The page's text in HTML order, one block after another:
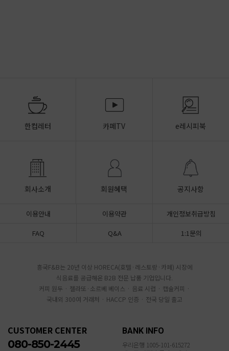
한컵레터 카페TV e레시피북
회사소개 회원혜택 공지사항
이용안내 이용약관
개인정보취급방침
FAQ
Q&A 1:1문의
흥국F&B는 20년 이상 HORECA(호텔·레스토랑·카페) 시장에
식음료를 공급해온 B2B 전문 납품 기업입니다.
커피 원두 · 젤라또·소르베 베이스 · 음료 시럽 · 캡슐커피 ·
국내외 300여 거래처 · HACCP 인증 · 전국 당일 출고
CUSTOMER CENTER
080-850-2445
BANK INFO
우리은행 1005-101-615272